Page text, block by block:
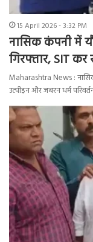
15 April 2026 - 3:32 PM
नासिक कंपनी में
गिरफ्तार, SIT कर
Maharashtra News :
उत्पीड़न और जबरन धर्म